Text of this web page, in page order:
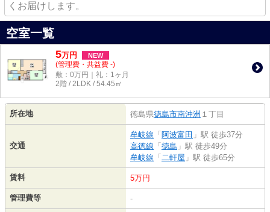
くお届けします。
空室一覧
5万円 NEW
(管理費・共益費 -)
敷：0万円｜礼：1ヶ月
2階 / 2LDK / 54.45㎡
所在地 徳島県徳島市南沖洲 １丁目
交通
牟岐線 「 阿波富田 」駅 徒歩37分
高徳線 「 徳島 」駅 徒歩49分
牟岐線 「 二軒屋 」駅 徒歩65分
賃料 5万円
管理費等 -